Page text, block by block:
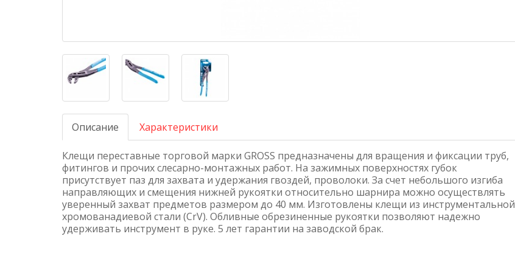
Описание Характеристики
Клещи переставные торговой марки GROSS предназначены для вращения и фиксации труб,
фитингов и прочих слесарно-монтажных работ. На зажимных поверхностях губок
присутствует паз для захвата и удержания гвоздей, проволоки. За счет небольшого изгиба
направляющих и смещения нижней рукоятки относительно шарнира можно осуществлять
уверенный захват предметов размером до 40 мм. Изготовлены клещи из инструментальной
хромованадиевой стали (CrV). Обливные обрезиненные рукоятки позволяют надежно
удерживать инструмент в руке. 5 лет гарантии на заводской брак.